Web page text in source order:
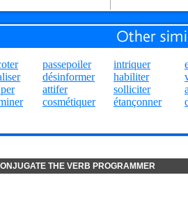
passepoiler
désinformer
attifer
cosmétiquer
intriquer
habiliter
solliciter
étançonner
THE VERB PROGRAMMER